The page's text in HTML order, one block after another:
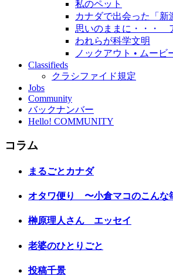
私のペット
カナダで出会った「新
思いのままに・・・
われらが科学文明
ノックアウト • ムービ
Classifieds
クラシファイド規定
Jobs
Community
バックナンバー
Hello! COMMUNITY
コラム
まるごとカナダ
オタワ便り 〜小倉マコのこんな
榊原理人さん エッセイ
老婆のひとりごと
投稿千景